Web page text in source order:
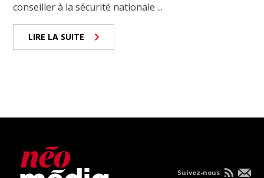
conseiller à la sécurité nationale ...
LIRE LA SUITE
Suivez-nous